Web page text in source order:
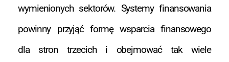
wymienionych sektorów. Systemy finansowania
powinny przyjąć formę wsparcia finansowego
dla stron trzecich i obejmować tak wiele